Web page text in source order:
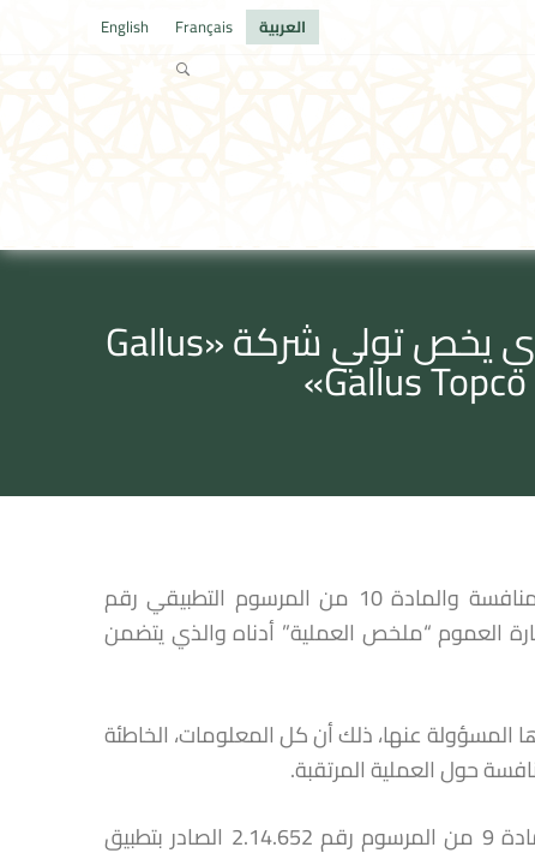
العربية Français
English
بلاغ لمجلس المنافسة متعلـق بتبليغ مشروع عملية تركيز اقتصادي يخص تولي شركة «Gallus
طبقا للمادة 13 من القانون رقم 12.104 المتعلق بحرية الأسعار والمنافسة والمادة 10 من المرسوم التطبيقي رقم
العموم “ملخص العملية” أدناه والذي يتضمن
المسؤولة عنها، ذلك أن كل المعلومات، الخاطئة
حول العملية المرتقبة.
إن نشر هذا البلاغ لا يفيد بأن ملف التبليغ يعتبر كاملا طبقا لأحكام المادة 9 من المرسوم رقم 2.14.652 الصادر بتطبيق